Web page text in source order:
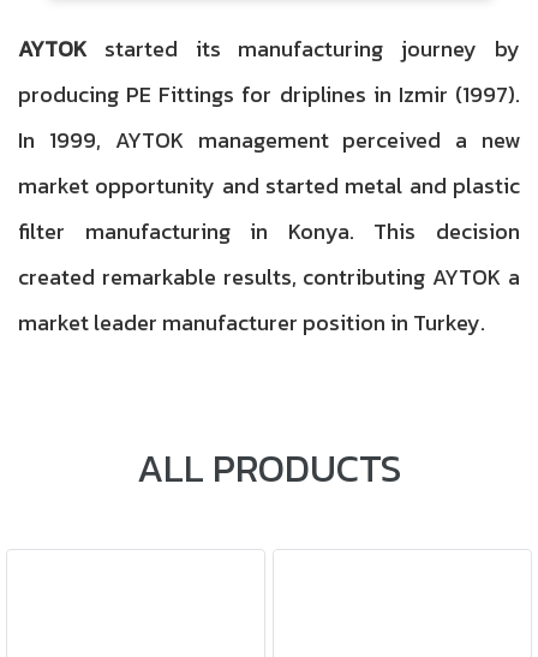
AYTOKstarted its manufacturing journey by
producing PE Fittings for driplines in Izmir (1997).
In 1999, AYTOK management perceived a new
market opportunity and started metal and plastic
filter manufacturing in Konya. This decision
created remarkable results, contributing AYTOK a
market leader manufacturer position in Turkey.
ALL PRODUCTS